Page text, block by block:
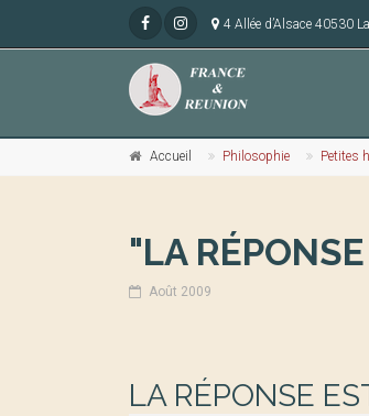
4 Allée d’Alsace 40530
Accueil Philosophie Petites
"LA
Août 2009
LA RÉPONSE